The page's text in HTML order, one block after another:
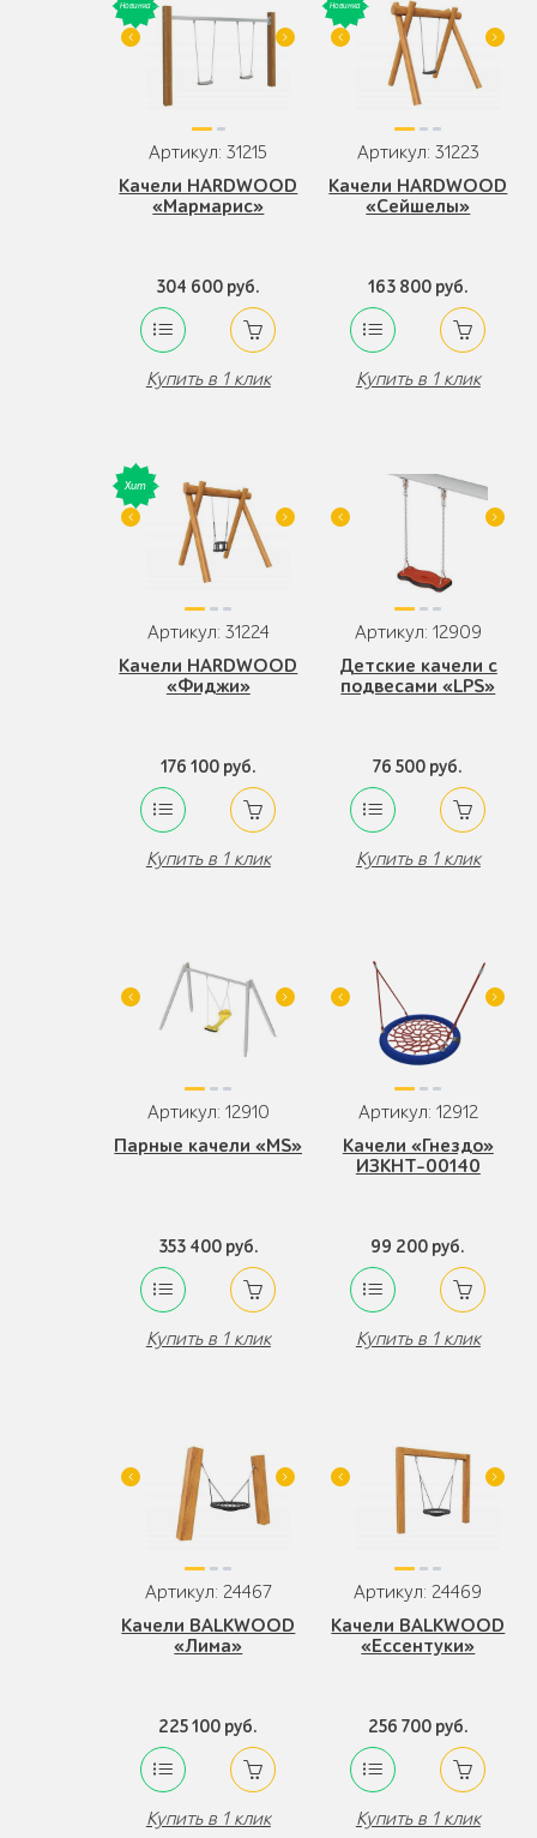
Артикул: 31215
Качели HARDWOOD
«Мармарис»
304 600 руб.
Купить в 1 клик
Артикул: 31223
Качели HARDWOOD
«Сейшелы»
163 800 руб.
Купить в 1 клик
Артикул: 31224
Качели HARDWOOD
«Фиджи»
176 100 руб.
Купить в 1 клик
Артикул: 12909
Детские качели с
подвесами «LPS»
76 500 руб.
Купить в 1 клик
Артикул: 12910
Парные качели «MS»
353 400 руб.
Купить в 1 клик
Артикул: 12912
Качели «Гнездо»
ИЗКНТ-00140
99 200 руб.
Купить в 1 клик
Артикул: 24467
Качели BALKWOOD
«Лима»
225 100 руб.
Купить в 1 клик
Артикул: 24469
Качели BALKWOOD
«Ессентуки»
256 700 руб.
Купить в 1 клик